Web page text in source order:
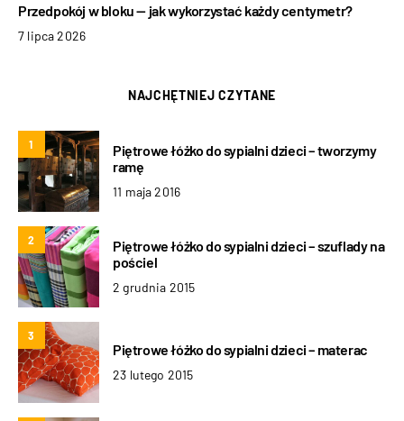
Przedpokój w bloku — jak wykorzystać każdy centymetr?
7 lipca 2026
NAJCHĘTNIEJ CZYTANE
1
Piętrowe łóżko do sypialni dzieci – tworzymy
ramę
11 maja 2016
2
Piętrowe łóżko do sypialni dzieci – szuflady na
pościel
2 grudnia 2015
3
Piętrowe łóżko do sypialni dzieci – materac
23 lutego 2015